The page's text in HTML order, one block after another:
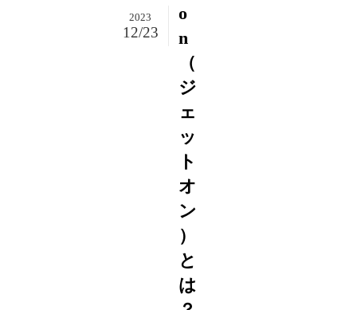
o
n
（
ジ
ェ
ッ
ト
オ
ン
）
と
は
2023
12/23